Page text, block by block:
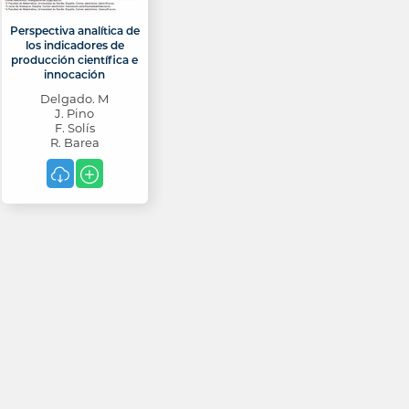
Perspectiva analítica de
los indicadores de
producción científica e
innocación
Delgado. M
J. Pino
F. Solís
R. Barea